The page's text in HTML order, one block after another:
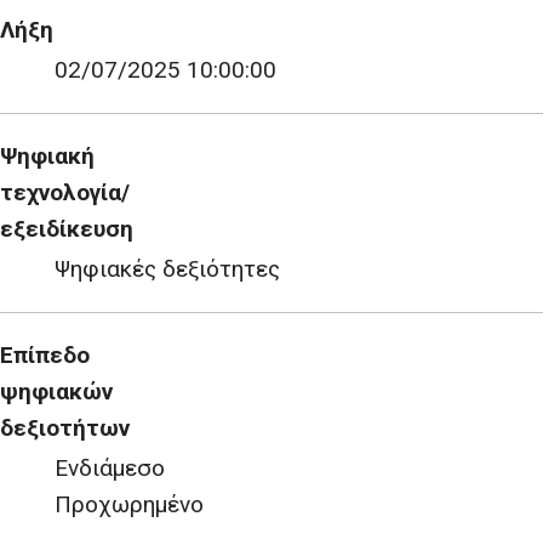
Λήξη
02/07/2025 10:00:00
Ψηφιακή
τεχνολογία/
εξειδίκευση
Ψηφιακές δεξιότητες
Επίπεδο
ψηφιακών
δεξιοτήτων
Ενδιάμεσο
Προχωρημένο